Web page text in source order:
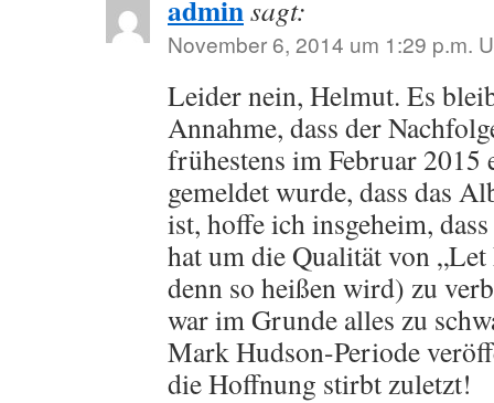
adminsagt:
November 6, 2014 um 1:29 p.m.
Leider nein, Helmut. Es
Annahme, dass der
frühestens im Februar 2015
gemeldet wurde, dass das
ist, hoffe ich insgeheim,
hat um die Qualität von
denn so heißen wird) zu
war im Grunde alles zu
Mark Hudson-Periode
die Hoffnung stirbt zuletzt!